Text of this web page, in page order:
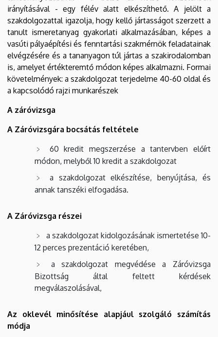
irányításával - egy félév alatt elkészíthető. A jelölt a
szakdolgozattal igazolja, hogy kellő jártasságot szerzett a
tanult ismeretanyag gyakorlati alkalmazásában, képes a
vasúti pályaépítési és fenntartási szakmérnök feladatainak
elvégzésére és a tananyagon túl jártas a szakirodalomban
is, amelyet értékteremtő módon képes alkalmazni. Formai
követelmények: a szakdolgozat terjedelme 40-60 oldal és
a kapcsolódó rajzi munkarészek
A záróvizsga
A Záróvizsgára bocsátás feltétele
60 kredit megszerzése a tantervben előírt
módon, melyből 10 kredit a szakdolgozat
a szakdolgozat elkészítése, benyújtása, és
annak tanszéki elfogadása.
A Záróvizsga részei
a szakdolgozat kidolgozásának ismertetése 10-
12 perces prezentáció keretében,
a szakdolgozat megvédése a Záróvizsga
Bizottság által feltett kérdések
megválaszolásával,
Az oklevél minősítése alapjául szolgáló számítás
módja